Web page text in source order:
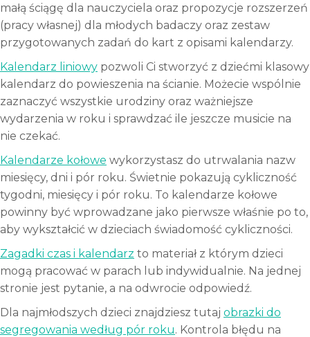
małą ściągę dla nauczyciela oraz propozycje rozszerzeń
(pracy własnej) dla młodych badaczy oraz zestaw
przygotowanych zadań do kart z opisami kalendarzy.
Kalendarz liniowy pozwoli Ci stworzyć z dziećmi klasowy
kalendarz do powieszenia na ścianie. Możecie wspólnie
zaznaczyć wszystkie urodziny oraz ważniejsze
wydarzenia w roku i sprawdzać ile jeszcze musicie na
nie czekać.
Kalendarze kołowe wykorzystasz do utrwalania nazw
miesięcy, dni i pór roku. Świetnie pokazują cykliczność
tygodni, miesięcy i pór roku. To kalendarze kołowe
powinny być wprowadzane jako pierwsze właśnie po to,
aby wykształcić w dzieciach świadomość cykliczności.
Zagadki czas i kalendarz to materiał z którym dzieci
mogą pracować w parach lub indywidualnie. Na jednej
stronie jest pytanie, a na odwrocie odpowiedź.
Dla najmłodszych dzieci znajdziesz tutaj obrazki do
segregowania według pór roku. Kontrola błędu na